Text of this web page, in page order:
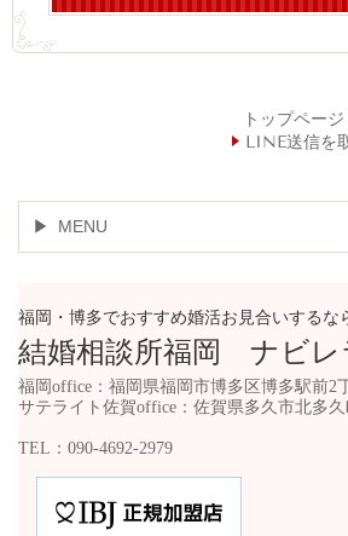
トップページ
LINE送信を
MENU
福岡・博多でおすすめ婚活お見合いするな
結婚相談所福岡 ナビレ
福岡office：福岡県福岡市博多区博多駅前2
サテライト佐賀office：佐賀県多久市北多久
TEL：090-4692-2979